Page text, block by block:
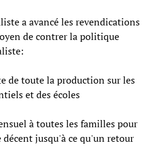
a avancé les revendications
de contrer la politique
de toute la production sur les
et des écoles
à toutes les familles pour
jusqu'à ce qu'un retour